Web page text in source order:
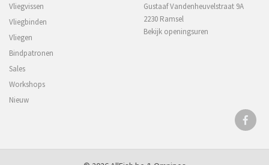
Vliegvissen
Vliegbinden
Vliegen
Bindpatronen
Sales
Workshops
Nieuw
Gustaaf Vandenheuvelstraat 9A
2230 Ramsel
Bekijk openingsuren